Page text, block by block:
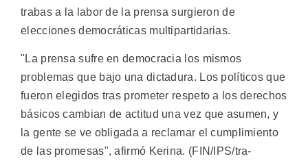
trabas a la labor de la prensa surgieron de
elecciones democráticas multipartidarias.
"La prensa sufre en democracia los mismos
problemas que bajo una dictadura. Los políticos que
fueron elegidos tras prometer respeto a los derechos
básicos cambian de actitud una vez que asumen, y
la gente se ve obligada a reclamar el cumplimiento
de las promesas", afirmó Kerina. (FIN/IPS/tra-